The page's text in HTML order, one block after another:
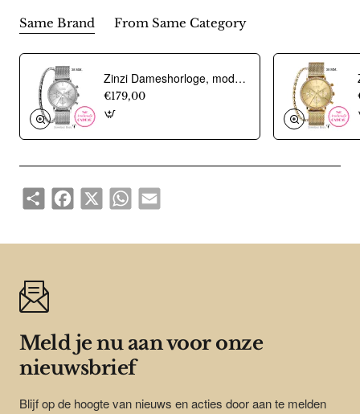
goudgekleurde kast (34mm) zorgen voor een classy maar
fashionable look. Leuk detail: de seconde wijzer met een
subtiel hartje en de speelse ronde dag-aanduiding. Ook 5atm
waterbestendig (tegen regen en spatwater) en met sterk
mineraal glas. Kwaliteit staat bij Zinzi voorop.
Same Brand From Same Category
Zinzi Dameshorloge, model Chrono ZIW1602. Zilverkleurig (36mm). Incl. gratis armbandje t.w.v Ç 29,95 - 20354
€179,00
ShareFacebook
X WhatsAppEmail
Meld je nu aan voor onze
nieuwsbrief
Blijf op de hoogte van nieuws en acties door aan te melden